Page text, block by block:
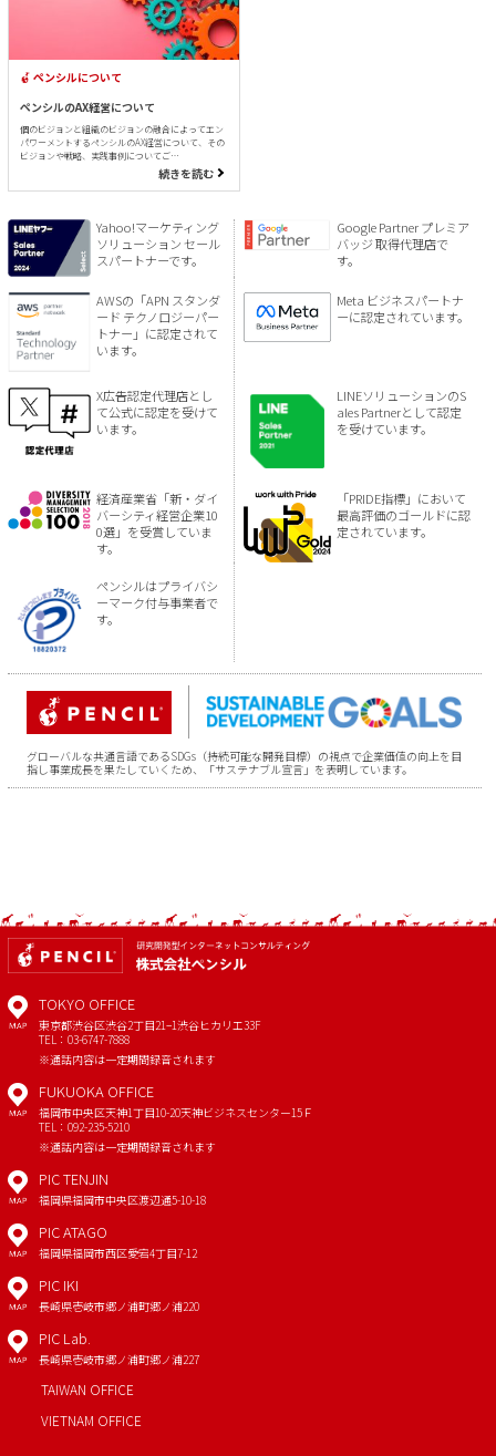
ペンシルについて
ペンシルのAX経営について
個のビジョンと組織のビジョンの融合によってエン
パワーメントするペンシルのAX経営について、その
ビジョンや戦略、実践事例についてご…
続きを読む
Yahoo!マーケティング
ソリューション セール
スパートナーです。
Google Partner プレミア
バッジ 取得代理店で
す。
AWSの「APN スタンダ
ード テクノロジーパー
トナー」に認定されて
います。
Meta ビジネスパートナ
ーに認定されています。
X広告認定代理店とし
て公式に認定を受けて
います。
LINEソリューションのS
ales Partnerとして認定
を受けています。
経済産業省「新・ダイ
バーシティ経営企業10
0選」を受賞していま
す。
「PRIDE指標」において
最高評価のゴールドに認
定されています。
ペンシルはプライバシ
ーマーク付与事業者で
す。
グローバルな共通言語であるSDGs（持続可能な開発目標）の視点で企業価値の向上を目
指し事業成長を果たしていくため、「サステナブル宣言」を表明しています。
MAP
TOKYO OFFICE
東京都渋谷区渋谷2丁目21−1渋谷ヒカリエ33F
TEL：03-6747-7888
※通話内容は一定期間録音されます
MAP
FUKUOKA OFFICE
福岡市中央区天神1丁目10-20天神ビジネスセンター15Ｆ
TEL：092-235-5210
※通話内容は一定期間録音されます
MAP
PIC TENJIN
福岡県福岡市中央区渡辺通5-10-18
MAP
PIC ATAGO
福岡県福岡市西区愛宕4丁目7-12
MAP
PIC IKI
長崎県壱岐市郷ノ浦町郷ノ浦220
MAP
PIC Lab.
長崎県壱岐市郷ノ浦町郷ノ浦227
TAIWAN OFFICE
VIETNAM OFFICE